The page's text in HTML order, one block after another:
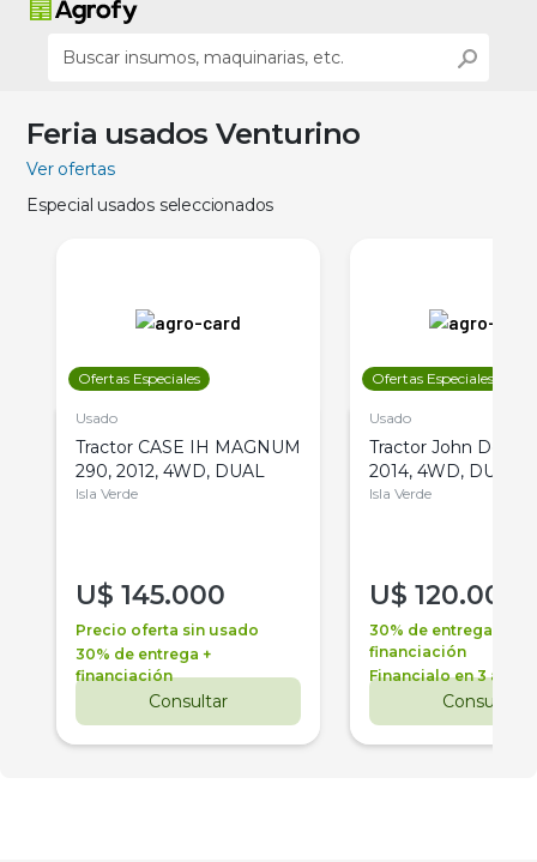
Feria usados Venturino
Ver ofertas
Especial usados seleccionados
Ofertas Especiales
Usado
Tractor CASE IH MAGNUM
290, 2012, 4WD, DUAL
Isla Verde
U$ 145.000
Precio oferta sin usado
30% de entrega +
financiación
Consultar
Ofertas Especiales
Usado
Tractor John Deere
2014, 4WD, DUAL
Isla Verde
U$ 120.000
30% de entrega +
financiación
Financialo en 3 años
Consultar